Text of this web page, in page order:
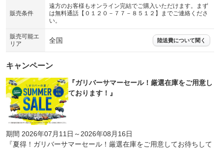
販売条件
遠方のお客様もオンライン完結でご購入いただけます。まず
は無料通話【０１２０－７７－８５１２】までご連絡くださ
い。
販売可能エ
リア
全国 陸送費について聞く
キャンペーン
『ガリバーサマーセール！厳選在庫をご用意し
ております！』
期間 2026年07月11日～2026年08月16日
『夏得！ガリバーサマーセール！厳選在庫をご用意してお待ちして